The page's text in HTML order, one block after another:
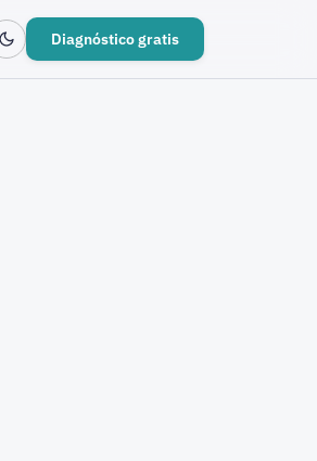
Diagnóstico gratis